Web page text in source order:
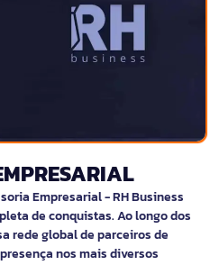
Empresarial - RH Business
de conquistas. Ao longo dos
rede global de parceiros de
nos mais diversos